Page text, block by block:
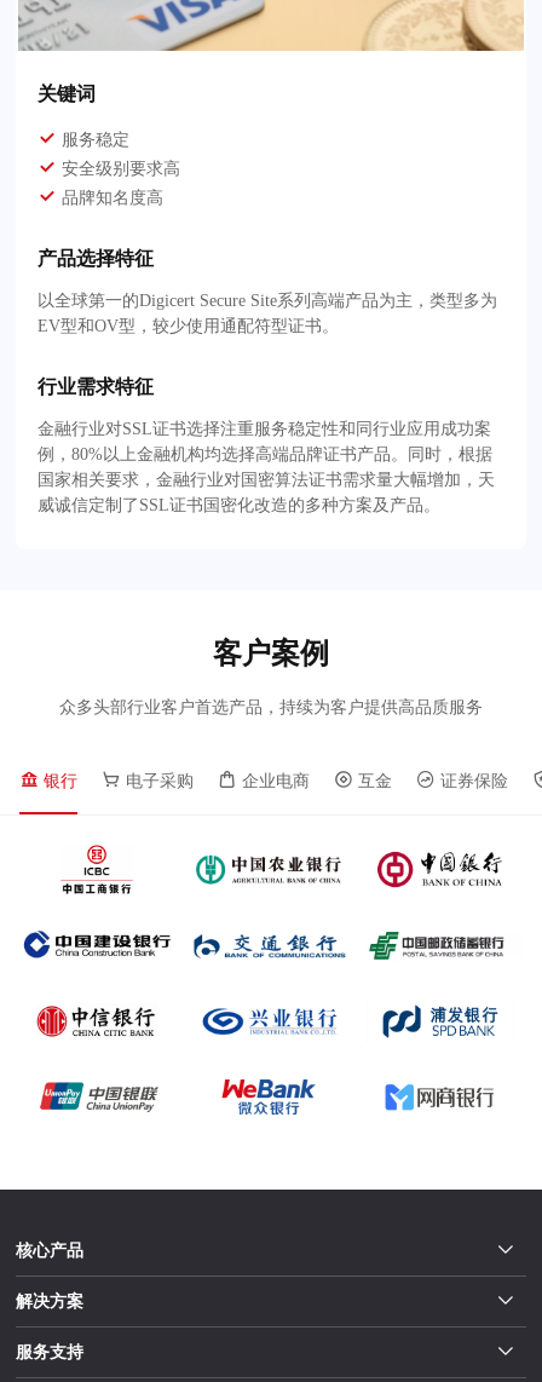
关键词
服务稳定
安全级别要求高
品牌知名度高
产品选择特征
以全球第一的Digicert Secure Site系列高端产品为主，类型多为
EV型和OV型，较少使用通配符型证书。
行业需求特征
金融行业对SSL证书选择注重服务稳定性和同行业应用成功案
例，80%以上金融机构均选择高端品牌证书产品。同时，根据
国家相关要求，金融行业对国密算法证书需求量大幅增加，天
威诚信定制了SSL证书国密化改造的多种方案及产品。
客户案例
众多头部行业客户首选产品，持续为客户提供高品质服务
银行 电子采购 企业电商 互金 证券保险
核心产品
解决方案
服务支持